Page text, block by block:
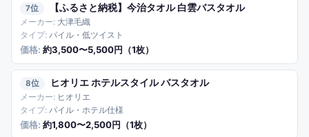
7 【ふるさと納税】今治タオル 白雲バスタオル
大津毛織
パイル・低ツイスト
約3,500〜5,500円（1枚）
8 ヒオリエ ホテルスタイル バスタオル
ヒオリエ
パイル・ホテル仕様
約1,800〜2,500円（1枚）